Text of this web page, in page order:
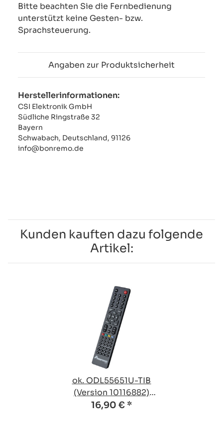
Bitte beachten Sie die Fernbedienung
unterstützt keine Gesten- bzw.
Sprachsteuerung.
Angaben zur Produktsicherheit
Herstellerinformationen:
CSI Elektronik GmbH
Südliche Ringstraße 32
Bayern
Schwabach, Deutschland, 91126
info@bonremo.de
Kunden kauften dazu folgende
Artikel:
ok. ODL55651U-TIB
(Version 10116882)
kompatible Ersatz
16,90 € *